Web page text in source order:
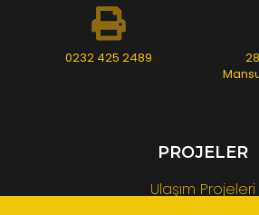
0232 425 2489
PROJELER
Ulaşım Projeleri